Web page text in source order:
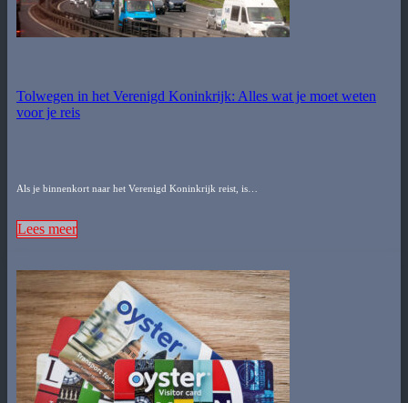
Tolwegen in het Verenigd Koninkrijk: Alles wat je moet weten
voor je reis
Als je binnenkort naar het Verenigd Koninkrijk reist, is…
Lees meer